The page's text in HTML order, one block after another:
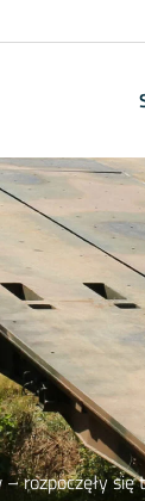
rozpoczęły się